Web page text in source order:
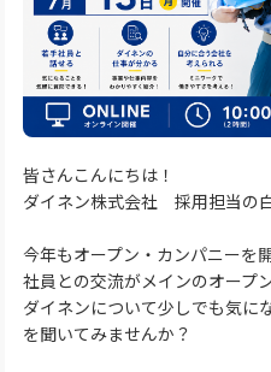
皆さんこんにちは！
ダイネン株式会社 採用担当の白
今年もオープン・カンパニーを
社員との交流がメインのオープ
ダイネンについて少しでも気に
を聞いてみませんか？